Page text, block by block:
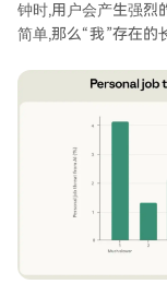
钟时,用户会产生强
简单,那么“我”存在的